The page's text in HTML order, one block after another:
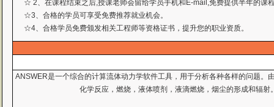
☆ 2、在课程结束之后,授课老师会留给学员手机和E-mail,免费提供半年的课
☆3、合格的学员可享受免费推荐就业机会。
☆4、合格学员免费颁发相关工程师等资格证书，提升您的职业资质。
ANSWER是一个综合的计算流体动力学软件工具，用于分析各种各样的问题
化学反应，燃烧，液体喷剂，液滴燃烧，烟尘的形成和辐